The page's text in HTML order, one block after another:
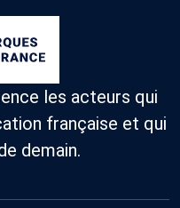
les acteurs qui
française et qui
demain.